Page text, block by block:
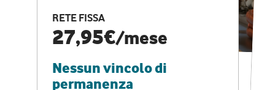
RETE FISSA
27,95€/mese
Nessun vincolo di
permanenza
Internet veloce e
vantaggi speciali
RETE FISSA + VODAFONE CLUB
29,95€